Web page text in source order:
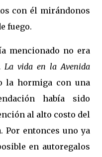
con él mirándonos
fuego.
mencionado no era
La vida en la Avenida
la hormiga con una
había sido
al alto costo del
Por entonces uno ya
en autoregalos